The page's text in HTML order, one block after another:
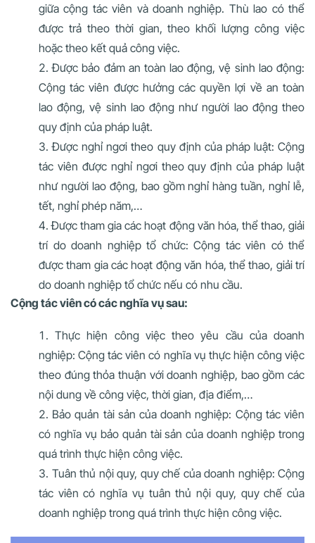
giữa cộng tác viên và doanh nghiệp. Thù lao có thể
được trả theo thời gian, theo khối lượng công việc
hoặc theo kết quả công việc.
Được bảo đảm an toàn lao động, vệ sinh lao động:
Cộng tác viên được hưởng các quyền lợi về an toàn
lao động, vệ sinh lao động như người lao động theo
quy định của pháp luật.
Được nghỉ ngơi theo quy định của pháp luật: Cộng
tác viên được nghỉ ngơi theo quy định của pháp luật
như người lao động, bao gồm nghỉ hàng tuần, nghỉ lễ,
tết, nghỉ phép năm,…
Được tham gia các hoạt động văn hóa, thể thao, giải
trí do doanh nghiệp tổ chức: Cộng tác viên có thể
được tham gia các hoạt động văn hóa, thể thao, giải trí
do doanh nghiệp tổ chức nếu có nhu cầu.
Cộng tác viên có các nghĩa vụ sau:
Thực hiện công việc theo yêu cầu của doanh
nghiệp: Cộng tác viên có nghĩa vụ thực hiện công việc
theo đúng thỏa thuận với doanh nghiệp, bao gồm các
nội dung về công việc, thời gian, địa điểm,…
Bảo quản tài sản của doanh nghiệp: Cộng tác viên
có nghĩa vụ bảo quản tài sản của doanh nghiệp trong
quá trình thực hiện công việc.
Tuân thủ nội quy, quy chế của doanh nghiệp: Cộng
tác viên có nghĩa vụ tuân thủ nội quy, quy chế của
doanh nghiệp trong quá trình thực hiện công việc.